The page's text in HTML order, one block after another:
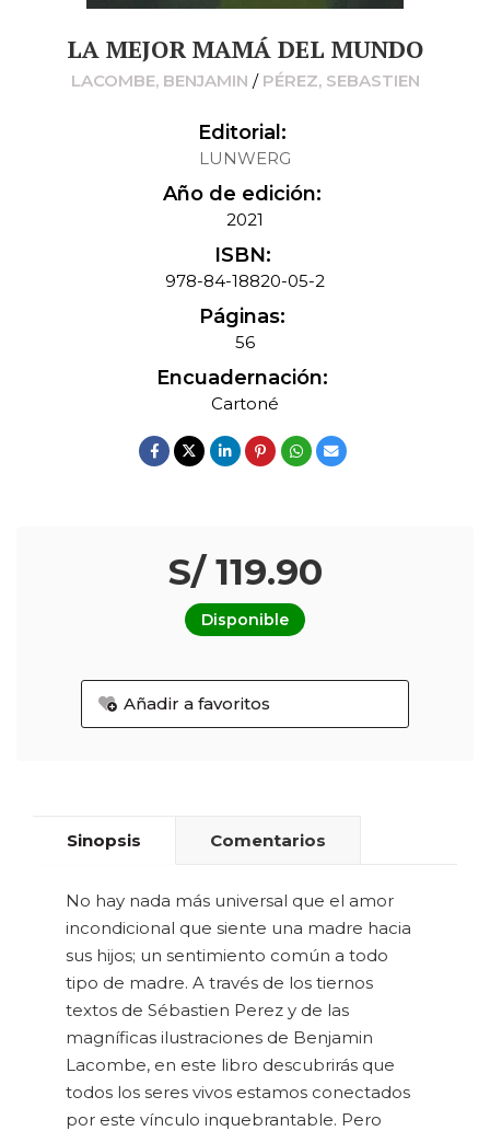
LA MEJOR MAMÁ DEL MUNDO
LACOMBE, BENJAMIN / PÉREZ, SEBASTIEN
Editorial:
LUNWERG
Año de edición:
2021
ISBN:
978-84-18820-05-2
Páginas:
56
Encuadernación:
Cartoné
S/ 119.90
Disponible
Añadir a favoritos
Sinopsis Comentarios
No hay nada más universal que el amor
incondicional que siente una madre hacia
sus hijos; un sentimiento común a todo
tipo de madre. A través de los tiernos
textos de Sébastien Perez y de las
magníficas ilustraciones de Benjamin
Lacombe, en este libro descubrirás que
todos los seres vivos estamos conectados
por este vínculo inquebrantable. Pero